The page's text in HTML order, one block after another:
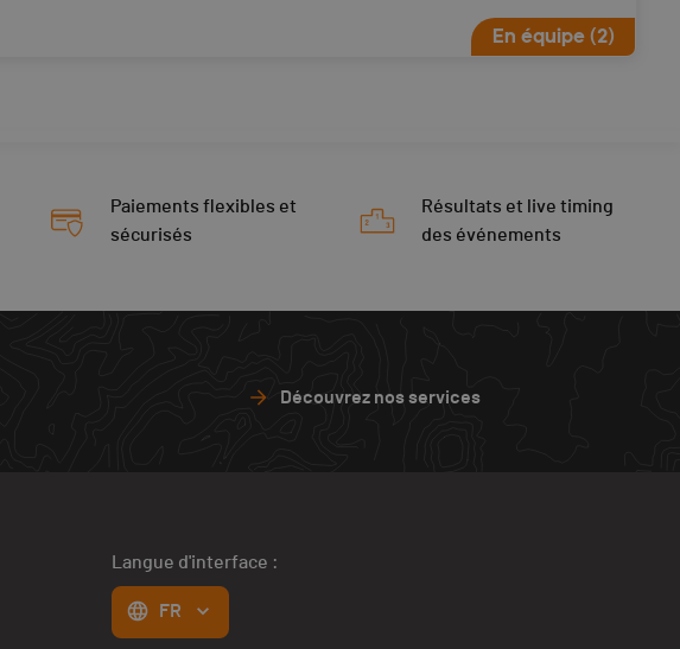
En équipe (2)
Paiements flexibles et
sécurisés
Résultats et live timing
des événements
Découvrez nos services
Langue d'interface :
FR